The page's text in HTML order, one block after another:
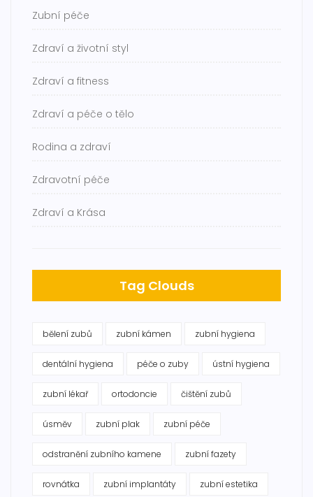
Zubní péče
Zdraví a životní styl
Zdraví a fitness
Zdraví a péče o tělo
Rodina a zdraví
Zdravotní péče
Zdraví a Krása
Tag Clouds
bělení zubů zubní kámen zubní hygiena
dentální hygiena péče o zuby ústní hygiena
zubní lékař ortodoncie čištění zubů
úsměv zubní plak zubní péče
odstranění zubního kamene zubní fazety
rovnátka zubní implantáty zubní estetika